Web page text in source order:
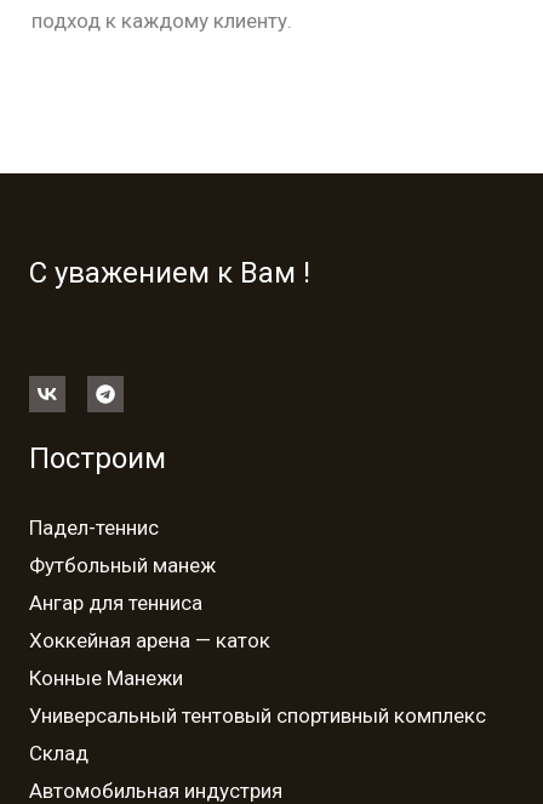
подход к каждому клиенту.
С уважением к Вам !
Построим
Падел-теннис
Футбольный манеж
Ангар для тенниса
Хоккейная арена — каток
Конные Манежи
Универсальный тентовый спортивный комплекс
Склад
Автомобильная индустрия